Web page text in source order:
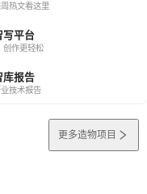
热文看这里
写平台
创作更轻松
库报告
技术报告
更多造物项目